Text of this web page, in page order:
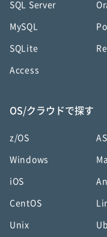
SQL Server
MySQL
SQLite
Access
OS/クラウドで探す
z/OS
Windows
iOS
CentOS
Unix